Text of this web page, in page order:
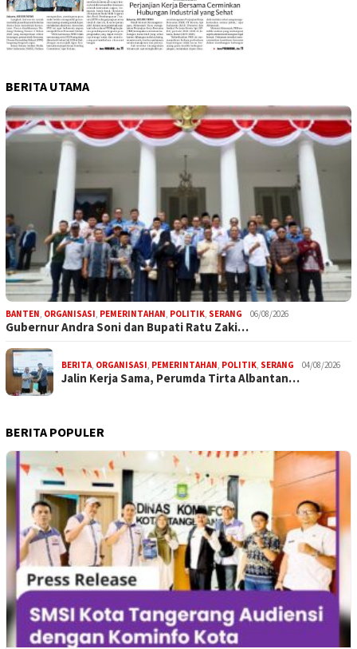
BERITA UTAMA
BANTEN, ORGANISASI, PEMERINTAHAN, POLITIK, SERANG 06/08/2026
Gubernur Andra Soni dan Bupati Ratu Zaki…
BERITA, ORGANISASI, PEMERINTAHAN, POLITIK, SERANG 04/08/2026
Jalin Kerja Sama, Perumda Tirta Albantan…
BERITA POPULER